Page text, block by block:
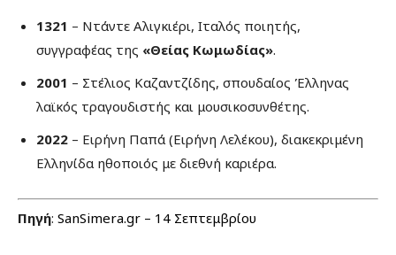
1321 – Ντάντε Αλιγκιέρι, Ιταλός ποιητής,
συγγραφέας της «Θείας Κωμωδίας».
2001 – Στέλιος Καζαντζίδης, σπουδαίος Έλληνας
λαϊκός τραγουδιστής και μουσικοσυνθέτης.
2022 – Ειρήνη Παπά (Ειρήνη Λελέκου), διακεκριμένη
Ελληνίδα ηθοποιός με διεθνή καριέρα.
Πηγή: SanSimera.gr – 14 Σεπτεμβρίου